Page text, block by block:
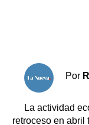
Por
La actividad
retroceso en abril